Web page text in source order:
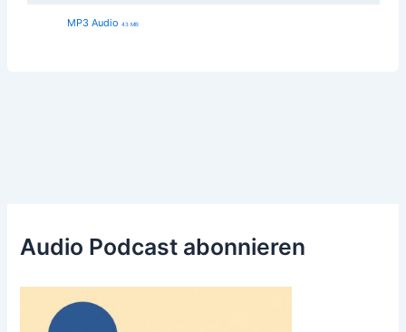
Audio Podcast abonnieren
MP3 Audio 43 MB